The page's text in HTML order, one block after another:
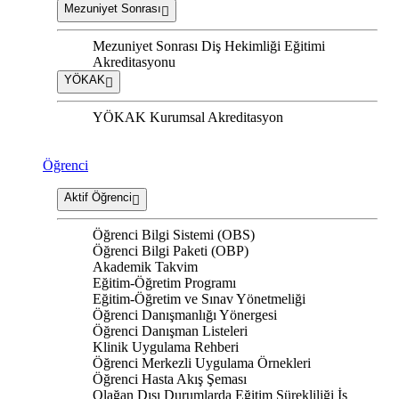
Mezuniyet Sonrası
Mezuniyet Sonrası Diş Hekimliği Eğitimi
Akreditasyonu
YÖKAK
YÖKAK Kurumsal Akreditasyon
Öğrenci
Aktif Öğrenci
Öğrenci Bilgi Sistemi (OBS)
Öğrenci Bilgi Paketi (OBP)
Akademik Takvim
Eğitim-Öğretim Programı
Eğitim-Öğretim ve Sınav Yönetmeliği
Öğrenci Danışmanlığı Yönergesi
Öğrenci Danışman Listeleri
Klinik Uygulama Rehberi
Öğrenci Merkezli Uygulama Örnekleri
Öğrenci Hasta Akış Şeması
Olağan Dışı Durumlarda Eğitim Sürekliliği İş